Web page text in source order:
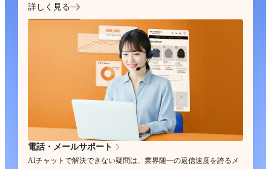
詳しく見る
電話・メールサポート
AIチャットで解決できない疑問は、業界随一の返信速度を誇るメ